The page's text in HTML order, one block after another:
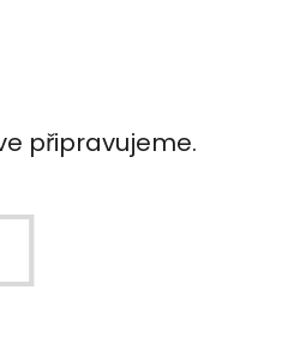
připravujeme.